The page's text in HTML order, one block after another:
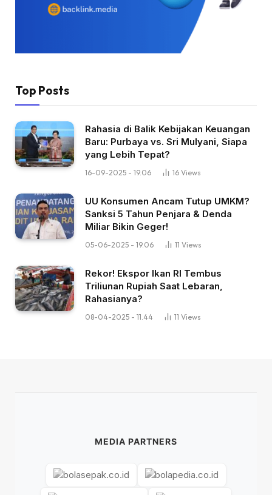
Top Posts
Rahasia di Balik Kebijakan Keuangan
Baru: Purbaya vs. Sri Mulyani, Siapa
yang Lebih Tepat?
16-09-2025 - 19.06 16 Views
UU Konsumen Ancam Tutup UMKM?
Sanksi 5 Tahun Penjara & Denda
Miliar Bikin Geger!
05-06-2025 - 19.06 11 Views
Rekor! Ekspor Ikan RI Tembus
Triliunan Rupiah Saat Lebaran,
Rahasianya?
08-04-2025 - 11.44 11 Views
MEDIA PARTNERS